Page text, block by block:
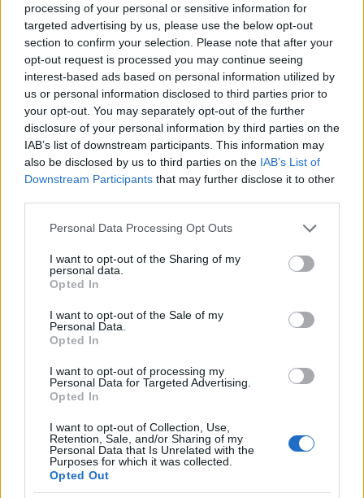
processing of your personal or sensitive information for
targeted advertising by us, please use the below opt-out
section to confirm your selection. Please note that after your
opt-out request is processed you may continue seeing
interest-based ads based on personal information utilized by
us or personal information disclosed to third parties prior to
your opt-out. You may separately opt-out of the further
disclosure of your personal information by third parties on the
IAB’s list of downstream participants. This information may
also be disclosed by us to third parties on the IAB’s List of
Downstream Participants that may further disclose it to other
Please note that this website/app uses one or more Google
not limited to your visit or usage behaviour. You may click to
grant or deny consent to Google and its third-party tags to
use your data for below specified purposes in below Google
consent section.
Personal Data Processing Opt Outs
I want to opt-out of the Sharing of my
personal data.
Opted In
I want to opt-out of the Sale of my
Personal Data.
Opted In
I want to opt-out of processing my
Personal Data for Targeted Advertising.
Opted In
I want to opt-out of Collection, Use,
Retention, Sale, and/or Sharing of my
Personal Data that Is Unrelated with the
Purposes for which it was collected.
Opted Out
Amellett, hogy a korábban tárgyalt tévhitek a
bűvészettel kapcsolatban elég mélyen a fejekbe
égtek én a legnagyobb megoldandó problémát
abban látom, hogy sok fiatal kezd el érdeklődni a
bűvészet iránt, de ők egy bizonyos szinten
megakadnak. A youtube-os trükknézegetés után egy
részük eljut a bűvészboltba, de hathatós szakmai
segítség nélkül nem fognak tudni egy idő után
tovább fejlődni. Sajnos jelenleg nincs
intézményrendszer a tehetséggondozásra fiatal
bűvészjelöltek számára. Néhány magántanáron, 2-3
klubon és az iszti-n kívül nem tudnak sehová
fordulni és mivel nagy részük vidéki, így kénytelenek
egymaguk próbálkozni, illetve egymástól tanulni.
Szerintem széles, magasan képzett amatőr bűvész
réteg nélkül sosem lesz elismert ez a szakma.
Ugyanis belőlük tudnak majd kinőni a jövő profi
bűvészei, a többiek pedig éjjel-nappal népszerűsítik
a műfajt barátaik, ismerőseik körében. Nagy
szükség lenne vidéki nagyvárosokban klubok
létrehozására (ami lehet, hogy csak 4-5 embert jelent
kezdetben), de biztosan tudom, hogy minden
májszter, stb. Érdemes lenne néha összejárniuk,
hátha tudnak egymásnak újat mutatni.
Természetesen ehez az kell, hogy mindkét fél nyitott
legyen: a fiatal is elfogadja, hogy a kártyatrükkökön